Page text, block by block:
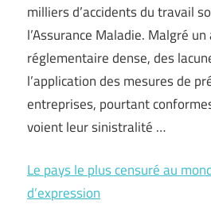
milliers d’accidents du travail
l’Assurance Maladie. Malgré
réglementaire dense, des
l’application des mesures de
entreprises, pourtant
voient leur sinistralité …
Le pays le plus censuré au
d’expression